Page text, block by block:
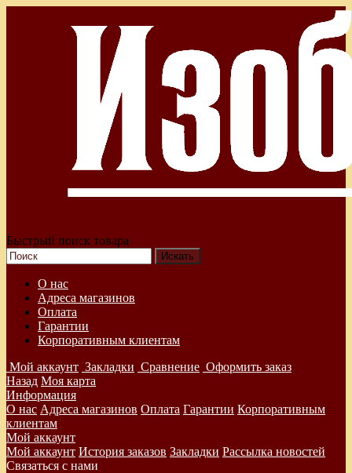
Быстрый поиск товара
О нас
Адреса магазинов
Оплата
Гарантии
Корпоративным клиентам
Мой аккаунт Закладки Сравнение Оформить заказ
Назад Моя карта
Информация
О нас Адреса магазинов Оплата Гарантии Корпоративным
клиентам
Мой аккаунт
Мой аккаунт История заказов Закладки Рассылка новостей
Связаться с нами